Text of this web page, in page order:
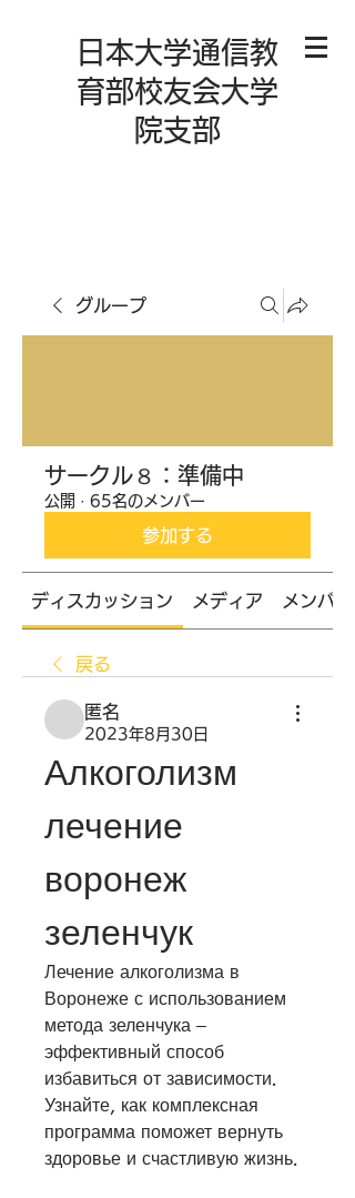
日本大学通信教
育部校友会大学
院支部
グループ
サークル８：準備中
公開 · 65名のメンバー
参加する
ディスカッション メディア メンバー
戻る
匿名
2023年8月30日
Алкоголизм
лечение
воронеж
зеленчук
Лечение алкоголизма в
Воронеже с использованием
метода зеленчука –
эффективный способ
избавиться от зависимости.
Узнайте, как комплексная
программа поможет вернуть
здоровье и счастливую жизнь.